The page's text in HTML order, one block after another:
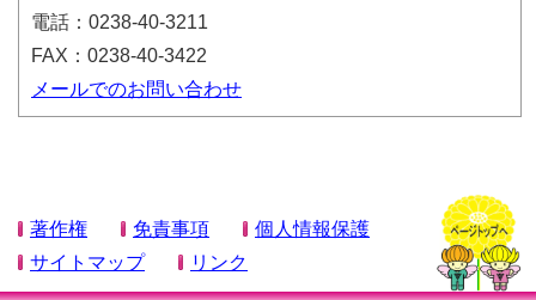
電話：0238-40-3211
FAX：0238-40-3422
メールでのお問い合わせ
著作権 免責事項
個人情報保護
サイトマップ
リンク